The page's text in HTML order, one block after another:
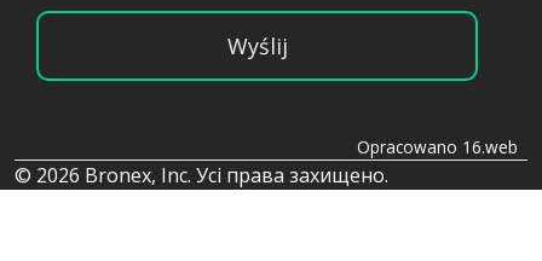
Wyślij
Opracowano 16.web
© 2026 Bronex, Inc. Усі права захищено.